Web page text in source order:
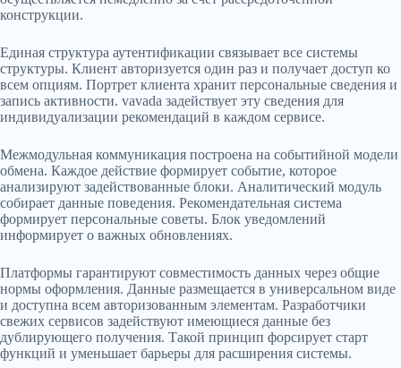
конструкции.
Единая структура аутентификации связывает все системы
структуры. Клиент авторизуется один раз и получает доступ ко
всем опциям. Портрет клиента хранит персональные сведения и
запись активности. vavada задействует эту сведения для
индивидуализации рекомендаций в каждом сервисе.
Межмодульная коммуникация построена на событийной модели
обмена. Каждое действие формирует событие, которое
анализируют задействованные блоки. Аналитический модуль
собирает данные поведения. Рекомендательная система
формирует персональные советы. Блок уведомлений
информирует о важных обновлениях.
Платформы гарантируют совместимость данных через общие
нормы оформления. Данные размещается в универсальном виде
и доступна всем авторизованным элементам. Разработчики
свежих сервисов задействуют имеющиеся данные без
дублирующего получения. Такой принцип форсирует старт
функций и уменьшает барьеры для расширения системы.